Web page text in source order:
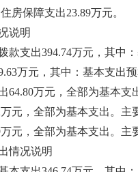
房保障支出23.89万元。
说明
款支出394.74万元，其中
万元，其中：基本支
64.80万元，全部为基本
万元，全部为基本支出。
万元，全部为基本支出。
情况说明